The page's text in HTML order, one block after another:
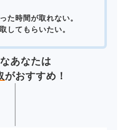
た時間が取れない。
してもらいたい。
あなたは
がおすすめ！